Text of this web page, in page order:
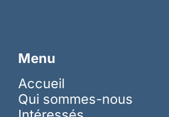
Menu
Accueil
Qui sommes-nous